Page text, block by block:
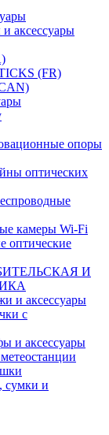
аксессуары
(FR)
опоры
оптических
камеры Wi-Fi
оптические
И
и аксессуары
с
и аксессуары
сумки и